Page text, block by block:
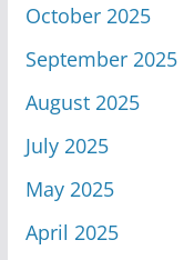
October 2025
September 2025
August 2025
July 2025
May 2025
April 2025